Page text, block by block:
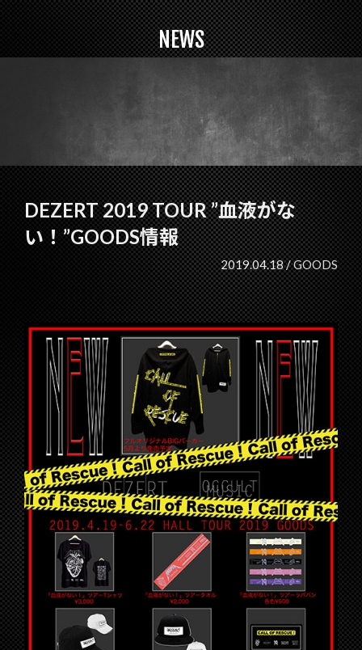
NEWS
DEZERT 2019 TOUR ”血液がな
い！”GOODS情報
2019.04.18 /GOODS